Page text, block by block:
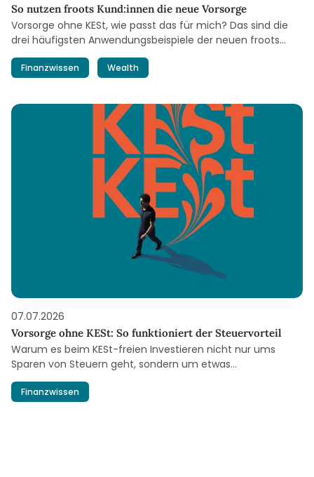
So nutzen froots Kund:innen die neue Vorsorge
Vorsorge ohne KESt, wie passt das für mich? Das sind die
drei häufigsten Anwendungsbeispiele der neuen froots
Vorsorge – auf einen Blick.
Finanzwissen Wealth
07.07.2026
Vorsorge ohne KESt: So funktioniert der Steuervorteil
Warum es beim KESt-freien Investieren nicht nur ums
Sparen von Steuern geht, sondern um etwas
Grundlegenderes.
Finanzwissen